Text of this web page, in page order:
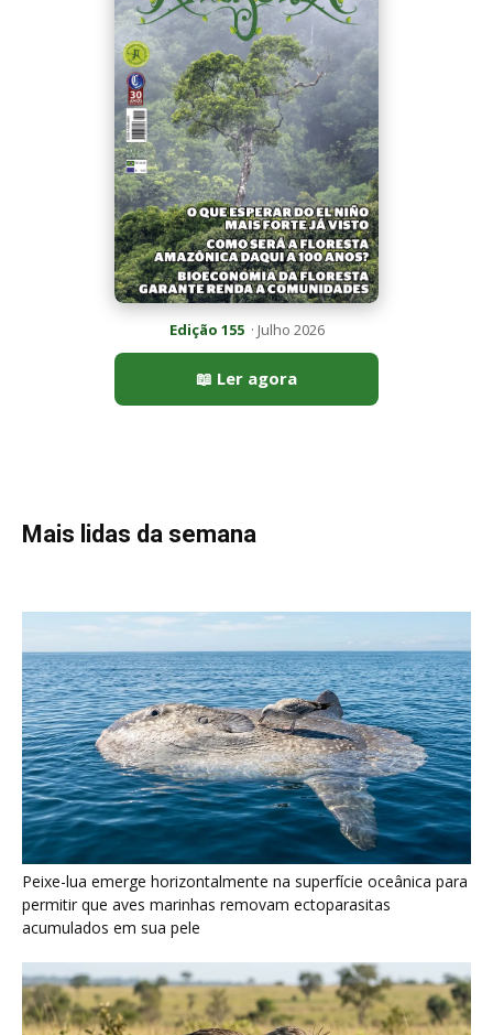
📖 Ler agora
Mais lidas da semana
Peixe-lua emerge horizontalmente na superfície oceânica para
permitir que aves marinhas removam ectoparasitas
Seriema utiliza pernas longas e arremessa serpentes contra
rochas para subjugar presas peçonhentas nos campos